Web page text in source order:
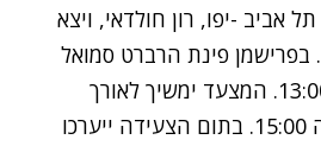
אביב -יפו, רון חולדאי, ויצא
בפרישמן פינת הרברט סמואל
יצטרפו לצועדים משאיות עם תקליטנים ורקדנים שיוזנקו בשעה 13:00. המצעד ימשיך לאורך
טיילת הרברט סמואל ויסתיים בגן צ'ארלס קלור לפי הערכות, בשעה 15:00. בתום הצעידה ייערכו